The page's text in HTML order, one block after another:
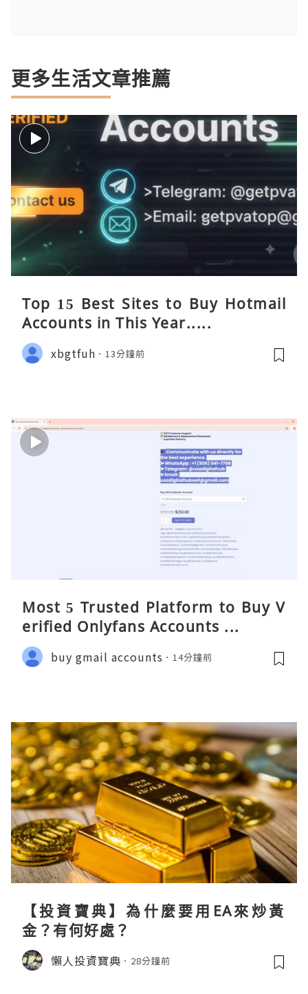
更多生活文章推薦
Top 15 Best Sites to Buy Hotmail
Accounts in This Year.....
xbgtfuh 13分鐘前
Most 5 Trusted Platform to Buy V
erified Onlyfans Accounts ...
buy gmail accounts 14分鐘前
【投資寶典】為什麼要用EA來炒黃
金？有何好處？
懶人投資寶典 28分鐘前